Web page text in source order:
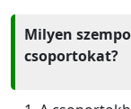
Milyen
csoportokat?